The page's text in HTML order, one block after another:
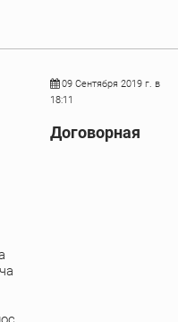
09 Сентября 2019 г. в
18:11
Договорная